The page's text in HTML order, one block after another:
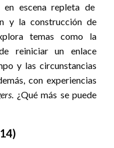
escena repleta de
y la construcción de
temas como la
reiniciar un enlace
y las circunstancias
con experiencias
. ¿Qué más se puede